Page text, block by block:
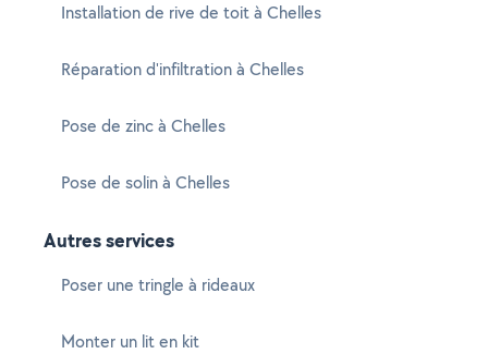
Installation de rive de toit à Chelles
Réparation d'infiltration à Chelles
Pose de zinc à Chelles
Pose de solin à Chelles
Autres services
Poser une tringle à rideaux
Monter un lit en kit